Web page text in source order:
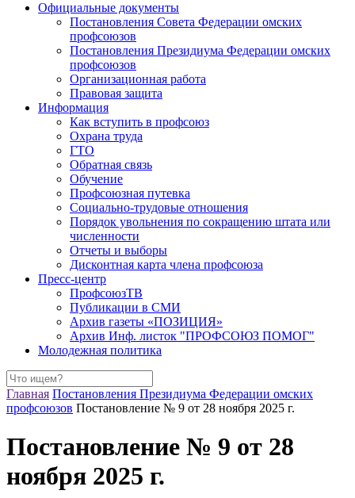
Официальные документы
Постановления Совета Федерации омских
профсоюзов
Постановления Президиума Федерации омских
профсоюзов
Организационная работа
Правовая защита
Информация
Как вступить в профсоюз
Охрана труда
ГТО
Обратная связь
Обучение
Профсоюзная путевка
Социально-трудовые отношения
Порядок увольнения по сокращению штата или
численности
Отчеты и выборы
Дисконтная карта члена профсоюза
Пресс-центр
ПрофсоюзТВ
Публикации в СМИ
Архив газеты «ПОЗИЦИЯ»
Архив Инф. листок "ПРОФСОЮЗ ПОМОГ"
Молодежная политика
Главная Постановления Президиума Федерации омских
профсоюзов Постановление № 9 от 28 ноября 2025 г.
Постановление № 9 от 28
ноября 2025 г.